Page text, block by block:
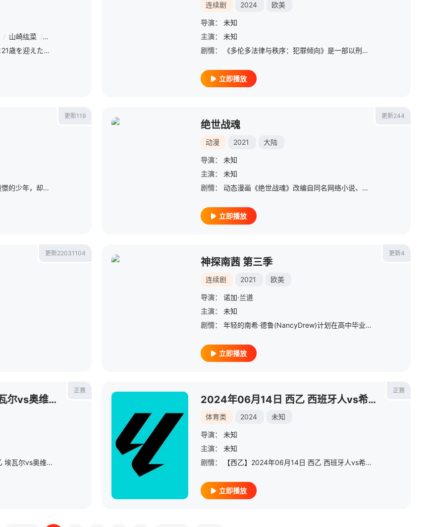
/ 山崎纮菜 / 本田仁美 桐山涟 / 安达祐实
運命的な恋愛を信じるまま21歳を迎えた山崎音女（畑芽育）は、勤めていたスーパーの閉店により無職となり、 再就職に悩んでいた。そんな中、趣味で作ったお菓子を紹介していた音女のSNSに、かつて憧れて
连续剧 2024 欧美
导演：
未知
主演：
未知
剧情：
《多伦多法律与秩序：犯罪倾向》是一部以刑事调查为主题的心理惊悚片，讲述了一支精英侦探小组调查多伦多都会区备受瞩目的犯罪和腐败事件的故事。
立即播放
更新119
五千年前，对于修行有着无数憧憬的少年，却因体质特殊而无法突破炼体期，进入下一个修炼境界。 他从远古神话时代一直修炼到了现代社会，站在繁华都市中，炼体期九万九千四百四十二层的轩辕铭。 给自己定了一个
更新244
绝世战魂
动漫 2021 大陆
导演：
未知
主演：
未知
剧情：
动态漫画《绝世战魂》改编自同名网络小说、漫画，同名手游同期上线。 家族少主、天生废魂，在机缘巧合之下，觉醒了神秘的太古战神之魂，从此之后，一路逆袭，邂逅仙姿美女，碾压九界天才，无所不战，无所不胜！“
立即播放
更新22031104 更新4
神探南茜 第三季
连续剧 2021 欧美
导演：
诺加·兰道
主演：
未知
剧情：
年轻的南希·德鲁(NancyDrew)计划在高中毕业后离开家乡上大学，但发现自己陷入了一个超自然的谋杀之谜。
立即播放
正赛
2024年06月13日 西乙 埃瓦尔vs奥维耶多
【西乙】2024年06月13日 西乙 埃瓦尔vs奥维耶多
正赛
2024年06月14日 西乙 西班牙人vs希洪体育
体育类 2024 未知
导演：
未知
主演：
未知
剧情：
【西乙】2024年06月14日 西乙 西班牙人vs希洪体育
立即播放